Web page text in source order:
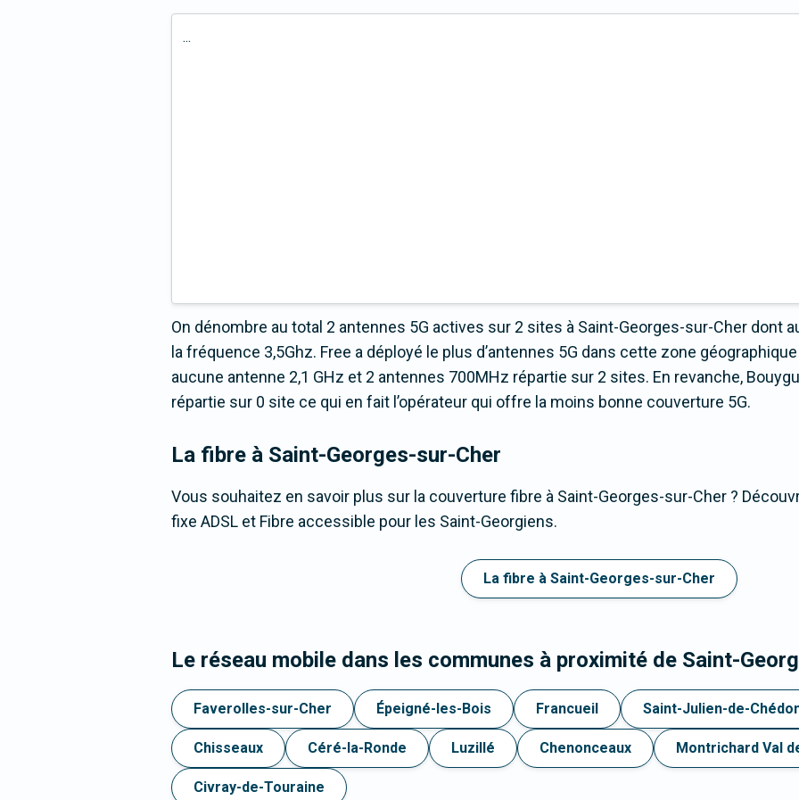
...
On dénombre au total 2 antennes 5G actives sur 2 sites à Saint-Georges-sur-Cher dont
la fréquence 3,5Ghz. Free a déployé le plus d’antennes 5G dans cette zone
aucune antenne 2,1 GHz et 2 antennes 700MHz répartie sur 2 sites. En revanche,
répartie sur 0 site ce qui en fait l’opérateur qui offre la moins bonne couverture 5G.
La fibre à Saint-Georges-sur-Cher
Vous souhaitez en savoir plus sur la couverture fibre à Saint-Georges-sur-Cher ?
fixe ADSL et Fibre accessible pour les Saint-Georgiens.
La fibre à Saint-Georges-sur-Cher
Le réseau mobile dans les communes à proximité de Saint-
Faverolles-sur-Cher Épeigné-les-Bois Francueil Saint-Julien-de-
Chisseaux Céré-la-Ronde Luzillé Chenonceaux Montrichard Val
Civray-de-Touraine